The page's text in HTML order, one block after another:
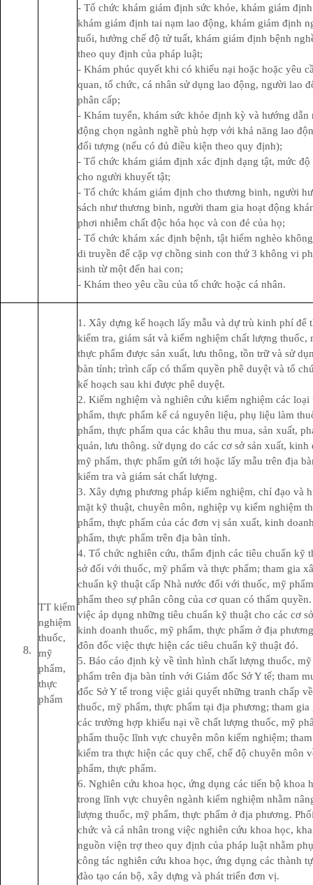
- Tổ chức khám giám định sức khỏe, khám giám
khám giám định tai nạm lao động, khám giám định
tuổi, hưởng chế độ tử tuất, khám giám định bệnh
theo quy định của pháp luật;
- Khám phúc quyết khi có khiếu nại hoặc hoặc yêu
quan, tổ chức, cá nhân sử dụng lao động, người lao
phân cấp;
- Khám tuyển, khám sức khỏe định kỳ và hướng dẫn
động chọn ngành nghề phù hợp với khả năng lao
đối tượng (nếu có đủ điều kiện theo quy định);
- Tổ chức khám giám định xác định dạng tật, mức độ
cho người khuyết tật;
- Tổ chức khám giám định cho thương binh, người
sách như thương binh, người tham gia hoạt động
phơi nhiễm chất độc hóa học và con đẻ của họ;
- Tổ chức khám xác định bệnh, tật hiểm nghèo
di truyền để cặp vợ chồng sinh con thứ 3 không vi
sinh từ một đến hai con;
- Khám theo yêu cầu của tổ chức hoặc cá nhân.
TT kiểm
nghiệm
thuốc,
mỹ
phẩm,
thực
phẩm
1. Xây dựng kế hoạch lấy mẫu và dự trù kinh phí để
kiểm tra, giám sát và kiểm nghiệm chất lượng thuốc,
thực phẩm được sản xuất, lưu thông, tồn trữ và sử
bàn tỉnh; trình cấp có thẩm quyền phê duyệt và tổ
kế hoạch sau khi được phê duyệt.
2. Kiểm nghiệm và nghiên cứu kiểm nghiệm các loại
phẩm, thực phẩm kể cả nguyên liệu, phụ liệu làm
phẩm, thực phẩm qua các khâu thu mua, sản xuất,
quản, lưu thông. sử dụng do các cơ sở sản xuất, kinh
mỹ phẩm, thực phẩm gửi tới hoặc lấy mẫu trên địa
kiểm tra và giám sát chất lượng.
3. Xây dựng phương pháp kiểm nghiệm, chỉ đạo và
mặt kỹ thuật, chuyên môn, nghiệp vụ kiểm nghiệm
phẩm, thực phẩm của các đơn vị sản xuất, kinh
phẩm, thực phẩm trên địa bàn tỉnh.
4. Tổ chức nghiên cứu, thẩm định các tiêu chuẩn kỹ
sở đối với thuốc, mỹ phẩm và thực phẩm; tham gia
chuẩn kỹ thuật cấp Nhà nước đối với thuốc, mỹ
phẩm theo sự phân công của cơ quan có thẩm
việc áp dụng những tiêu chuẩn kỹ thuật cho các cơ
kinh doanh thuốc, mỹ phẩm, thực phẩm ở địa
đôn đốc việc thực hiện các tiêu chuẩn kỹ thuật đó.
5. Báo cáo định kỳ về tình hình chất lượng thuốc,
phẩm trên địa bàn tỉnh với Giám đốc Sở Y tế; tham
đốc Sở Y tế trong việc giải quyết những tranh chấp
thuốc, mỹ phẩm, thực phẩm tại địa phương; tham gia
các trường hợp khiếu nại về chất lượng thuốc, mỹ
phẩm thuộc lĩnh vực chuyên môn kiểm nghiệm;
kiểm tra thực hiện các quy chế, chế độ chuyên môn
phẩm, thực phẩm.
6. Nghiên cứu khoa học, ứng dụng các tiến bộ khoa
trong lĩnh vực chuyên ngành kiểm nghiệm nhằm
lượng thuốc, mỹ phẩm, thực phẩm ở địa phương.
chức và cá nhân trong việc nghiên cứu khoa học,
nguồn viện trợ theo quy định của pháp luật nhằm
công tác nghiên cứu khoa học, ứng dụng các thành
đào tạo cán bộ, xây dựng và phát triển đơn vị.